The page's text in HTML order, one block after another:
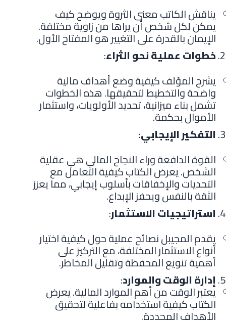
يناقش الكاتب معنى الثروة ويوضح كيف
يمكن لكل شخص أن يراها من زاوية مختلفة.
الإيمان بالقدرة على التغيير هو المفتاح الأول.
خطوات عملية نحو الثراء:
يشرح المؤلف كيفية وضع أهداف مالية
واضحة والتخطيط لتحقيقها. هذه الخطوات
تشمل بناء ميزانية، تحديد الأولويات، واستثمار
الأموال بحكمة.
التفكير الإيجابي:
القوة الدافعة وراء النجاح المالي هي عقلية
الشخص. يعرض الكتاب كيفية التعامل مع
التحديات والإخفاقات بأسلوب إيجابي، مما يعزز
الثقة بالنفس ويحفز الإبداع.
استراتيجيات الاستثمار:
يقدم المجيبل نصائح عملية حول كيفية اختيار
أنواع الاستثمار المختلفة، مع التركيز على
أهمية تنويع المحفظة وتقليل المخاطر.
إدارة الوقت والموارد:
يعتبر الوقت من أهم الموارد المالية. يعرض
الكتاب كيفية استخدامه بفاعلية لتحقيق
الأهداف المحددة.